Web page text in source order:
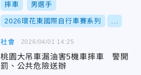
摔車 男選手
2026環花東國際自行車賽系列
社會
桃園大吊車漏油害5機車摔車 警開
罰、公共危險送辦
2026/04/01 14:25